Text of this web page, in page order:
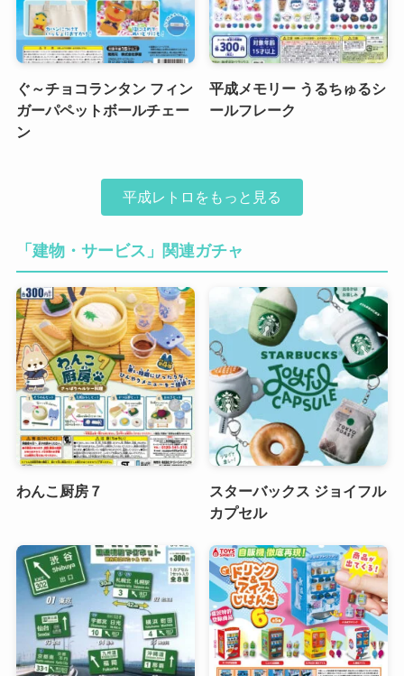
ぐ～チョコランタン フィン
ガーパペットボールチェー
ン
平成メモリー うるちゅるシ
ールフレーク
平成レトロをもっと見る
「建物・サービス」関連ガチャ
わんこ厨房７
スターバックス ジョイフル
カプセル